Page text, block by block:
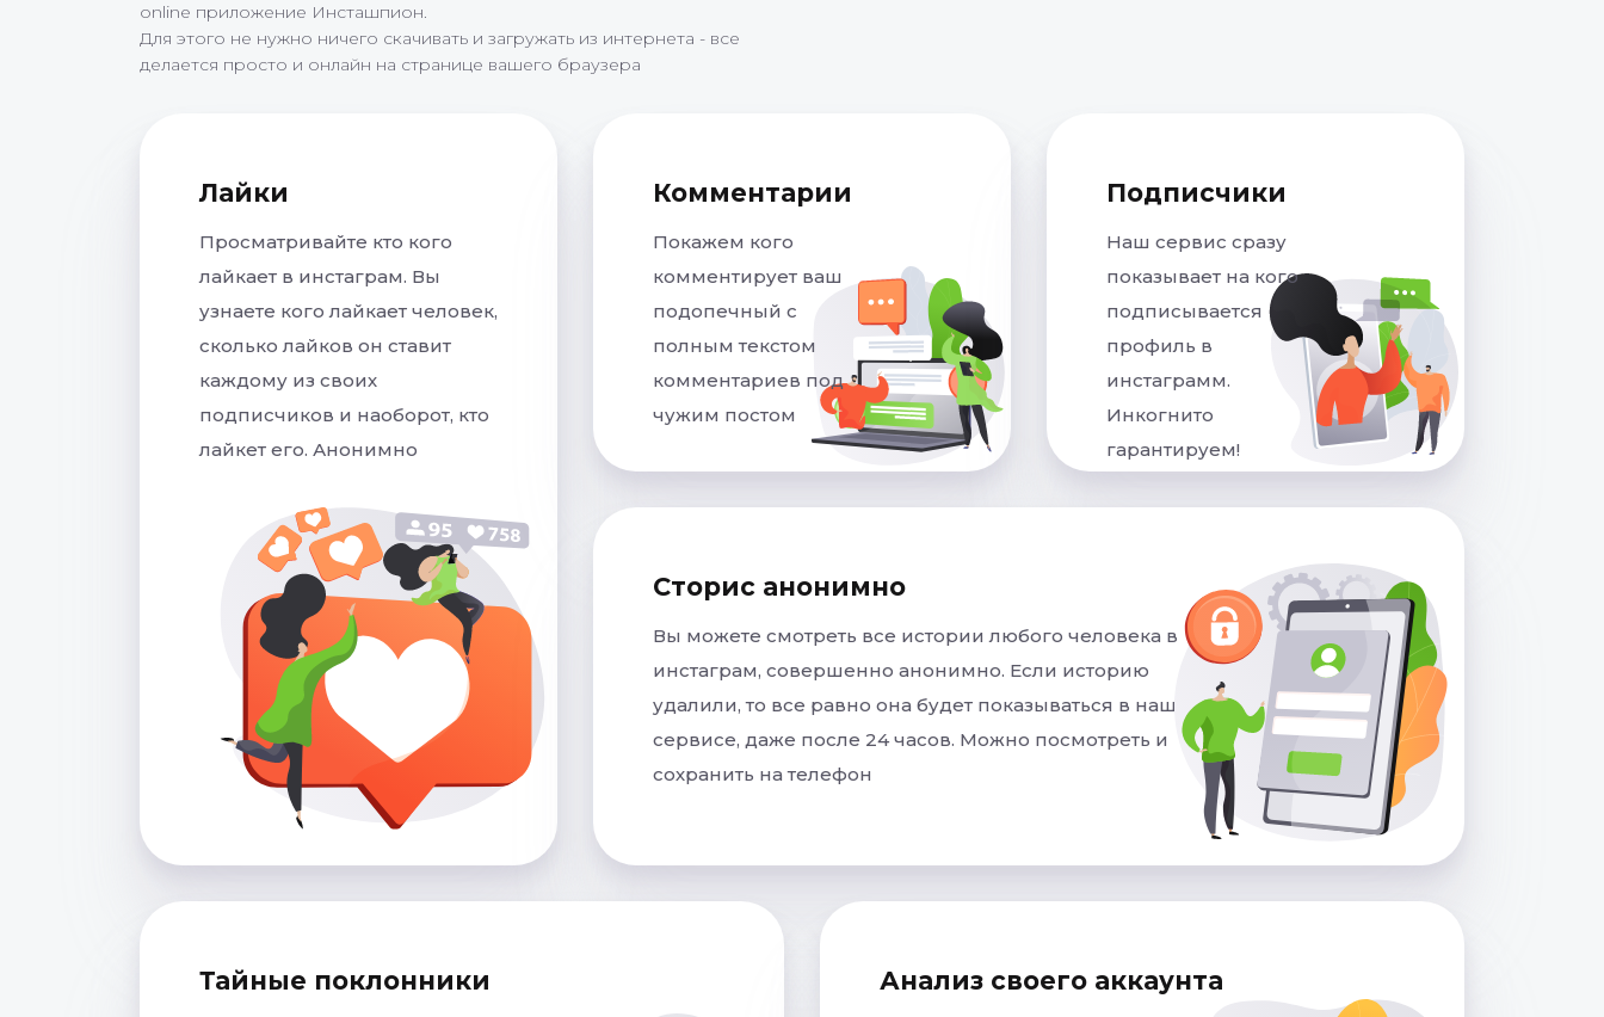
online приложение Инсташпион.
Для этого не нужно ничего скачивать и загружать из интернета - все
делается просто и онлайн на странице вашего браузера
Лайки
Просматривайте кто кого
лайкает в инстаграм. Вы
узнаете кого лайкает человек,
сколько лайков он ставит
каждому из своих
подписчиков и наоборот, кто
лайкет его. Анонимно
Комментарии
Покажем кого
комментирует ваш
подопечный с
полным текстом
комментариев под
чужим постом
Подписчики
Наш сервис сразу
показывает на кого
подписывается
профиль в
инстаграмм.
Инкогнито
гарантируем!
Сторис анонимно
Вы можете смотреть все истории любого человека в
инстаграм, совершенно анонимно. Если историю
удалили, то все равно она будет показываться в нашем
сервисе, даже после 24 часов. Можно посмотреть и
сохранить на телефон
Тайные поклонники Анализ своего аккаунта